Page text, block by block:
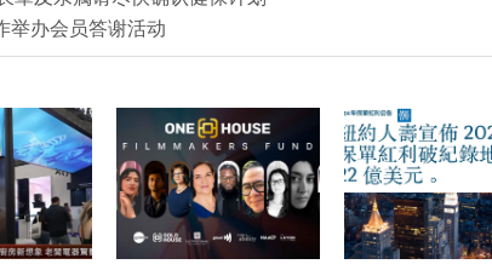
举办会员答谢活动